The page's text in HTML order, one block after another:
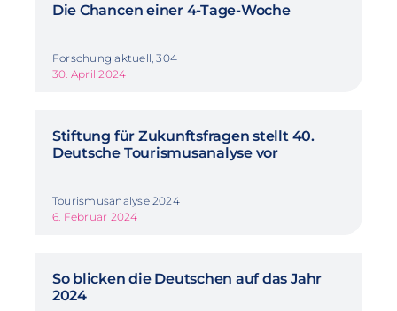
Die Chancen einer 4-Tage-Woche
Forschung aktuell, 304
30. April 2024
Stiftung für Zukunftsfragen stellt 40.
Deutsche Tourismusanalyse vor
Tourismusanalyse 2024
6. Februar 2024
So blicken die Deutschen auf das Jahr
2024